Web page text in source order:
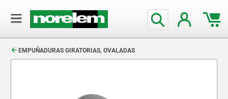
EMPUÑADURAS GIRATORIAS, OVALADAS